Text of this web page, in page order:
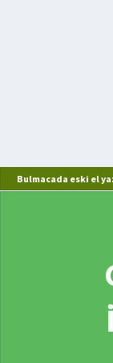
Bulmacada eski el